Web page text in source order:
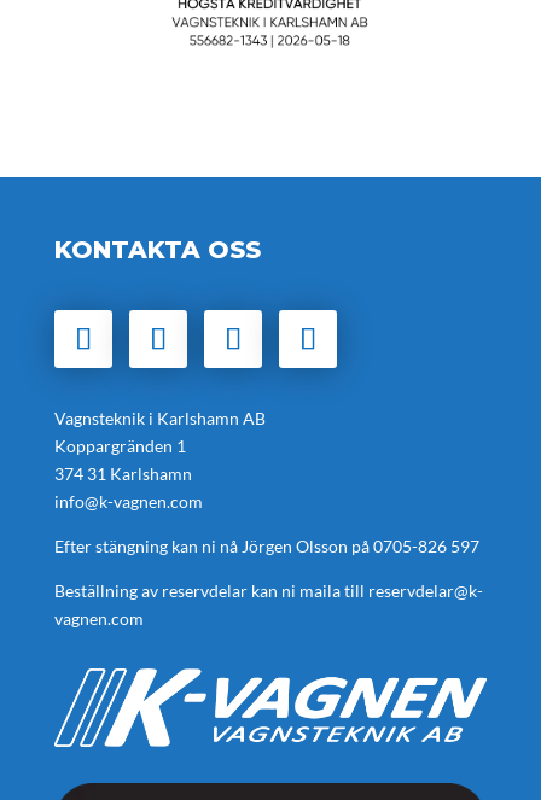
KONTAKTA OSS
Vagnsteknik i Karlshamn AB
Koppargränden 1
374 31 Karlshamn
info@k-vagnen.com
Efter stängning kan ni nå Jörgen Olsson på0705-826 597
Beställning av reservdelar kan ni maila till reservdelar@k-
vagnen.com